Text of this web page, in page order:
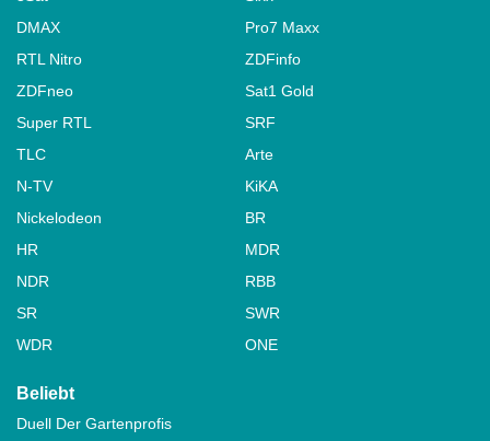
DMAX
Pro7 Maxx
RTL Nitro
ZDFinfo
ZDFneo
Sat1 Gold
Super RTL
SRF
TLC
Arte
N-TV
KiKA
Nickelodeon
BR
HR
MDR
NDR
RBB
SR
SWR
WDR
ONE
Beliebt
Duell Der Gartenprofis